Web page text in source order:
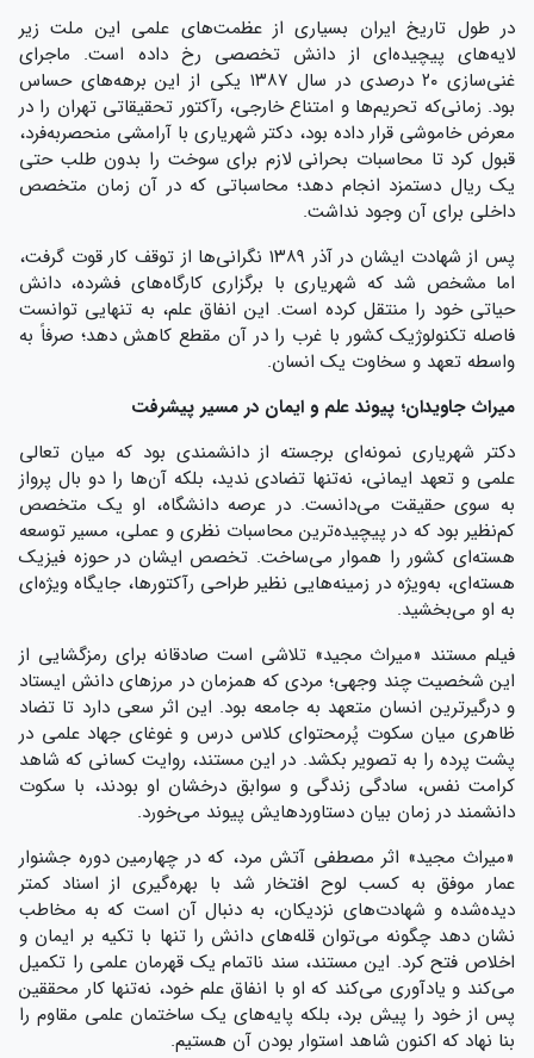
در طول تاریخ ایران بسیاری از عظمت‌های علمی این ملت زیر
لایه‌های پیچیده‌ای از دانش تخصصی رخ داده است. ماجرای
غنی‌سازی ۲۰ درصدی در سال ۱۳۸۷ یکی از این برهه‌های حساس
بود. زمانی‌که تحریم‌ها و امتناع خارجی، رآکتور تحقیقاتی تهران را در
معرض خاموشی قرار داده بود، دکتر شهریاری با آرامشی منحصربه‌فرد،
قبول کرد تا محاسبات بحرانی لازم برای سوخت را بدون طلب حتی
یک ریال دستمزد انجام دهد؛ محاسباتی که در آن زمان متخصص
داخلی برای آن وجود نداشت.
پس از شهادت ایشان در آذر ۱۳۸۹ نگرانی‌ها از توقف کار قوت گرفت،
اما مشخص شد که شهریاری با برگزاری کارگاه‌های فشرده، دانش
حیاتی خود را منتقل کرده است. این انفاق علم، به تنهایی توانست
فاصله‌ تکنولوژیک کشور با غرب را در آن مقطع کاهش دهد؛ صرفاً به
واسطه‌ تعهد و سخاوت یک انسان.
میراث جاویدان؛ پیوند علم و ایمان در مسیر پیشرفت
دکتر شهریاری نمونه‌ای برجسته از دانشمندی بود که میان تعالی
علمی و تعهد ایمانی، نه‌تنها تضادی ندید، بلکه آن‌ها را دو بال پرواز
به سوی حقیقت می‌دانست. در عرصه‌ دانشگاه، او یک متخصص
کم‌نظیر بود که در پیچیده‌ترین محاسبات نظری و عملی، مسیر توسعه‌
هسته‌ای کشور را هموار می‌ساخت. تخصص ایشان در حوزه فیزیک
هسته‌ای، به‌ویژه در زمینه‌هایی نظیر طراحی رآکتورها، جایگاه ویژه‌ای
به او می‌بخشید.
فیلم مستند «میراث مجید» تلاشی است صادقانه برای رمزگشایی از
این شخصیت چند وجهی؛ مردی که همزمان در مرزهای دانش ایستاد
و درگیرترین انسان متعهد به جامعه بود. این اثر سعی دارد تا تضاد
ظاهری میان سکوت پُرمحتوای کلاس درس و غوغای جهاد علمی در
پشت پرده را به تصویر بکشد. در این مستند، روایت کسانی که شاهد
کرامت نفس، سادگی زندگی و سوابق درخشان او بودند، با سکوت
دانشمند در زمان بیان دستاوردهایش پیوند می‌خورد.
«میراث مجید» اثر مصطفی آتش مرد، که در چهارمین دوره جشنوار
عمار موفق به کسب لوح افتخار شد با بهره‌گیری از اسناد کمتر
دیده‌شده و شهادت‌های نزدیکان، به دنبال آن است که به مخاطب
نشان دهد چگونه می‌توان قله‌های دانش را تنها با تکیه بر ایمان و
اخلاص فتح کرد. این مستند، سند ناتمام یک قهرمان علمی را تکمیل
می‌کند و یادآوری می‌کند که او با انفاق علم خود، نه‌تنها کار محققین
پس از خود را پیش برد، بلکه پایه‌های یک ساختمان علمی مقاوم را
بنا نهاد که اکنون شاهد استوار بودن آن هستیم.